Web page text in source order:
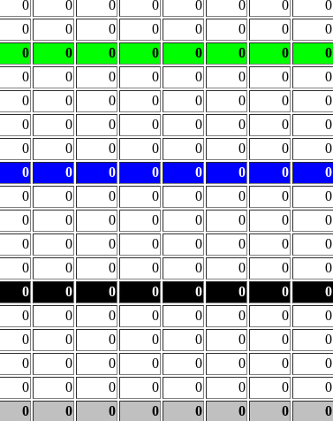
0 0 0 0 0 0 0 0
0 0 0 0 0 0 0 0
0 0 0 0 0 0 0 0
0 0 0 0 0 0 0 0
0 0 0 0 0 0 0 0
0 0 0 0 0 0 0 0
0 0 0 0 0 0 0 0
0 0 0 0 0 0 0 0
0 0 0 0 0 0 0 0
0 0 0 0 0 0 0 0
0 0 0 0 0 0 0 0
0 0 0 0 0 0 0 0
0 0 0 0 0 0 0 0
0 0 0 0 0 0 0 0
0 0 0 0 0 0 0 0
0 0 0 0 0 0 0 0
0 0 0 0 0 0 0 0
0 0 0 0 0 0 0 0